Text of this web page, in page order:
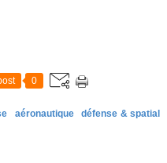
0
aéronautique défense & spatial